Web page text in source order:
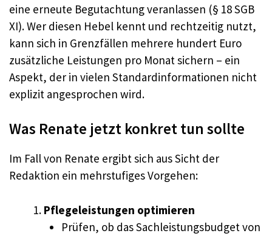
eine erneute Begutachtung veranlassen (§ 18 SGB
XI). Wer diesen Hebel kennt und rechtzeitig nutzt,
kann sich in Grenzfällen mehrere hundert Euro
zusätzliche Leistungen pro Monat sichern – ein
Aspekt, der in vielen Standardinformationen nicht
explizit angesprochen wird.
Was Renate jetzt konkret tun sollte
Im Fall von Renate ergibt sich aus Sicht der
Redaktion ein mehrstufiges Vorgehen:
Pflegeleistungen optimieren
Prüfen, ob das Sachleistungsbudget von